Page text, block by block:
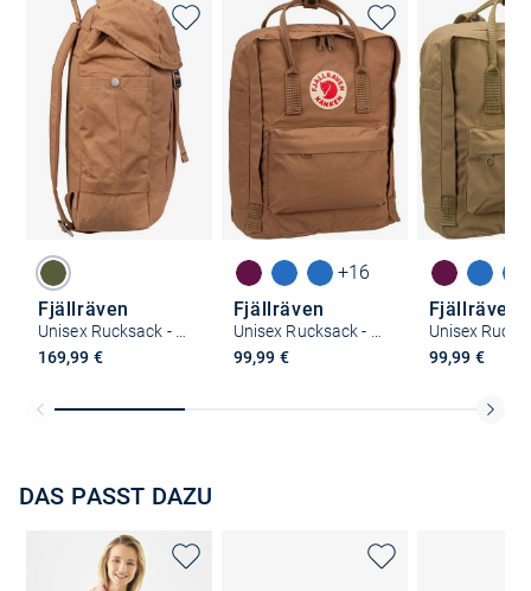
Fjällräven
169,99 €
+16
Fjällräven
99,99 €
Fjällräven
99,99 €
DAS PASST DAZU